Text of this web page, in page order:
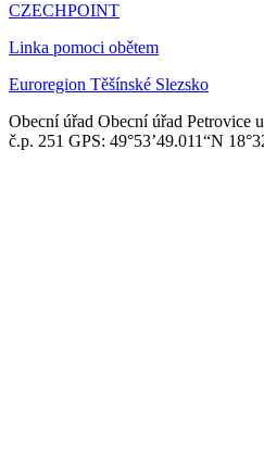
CZECHPOINT
Linka pomoci obětem
Euroregion Těšínské Slezsko
Obecní úřad Obecní úřad Petrovice
č.p. 251 GPS: 49°53’49.011“N